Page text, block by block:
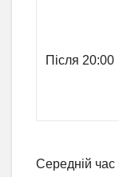
Після 20:00
Середній